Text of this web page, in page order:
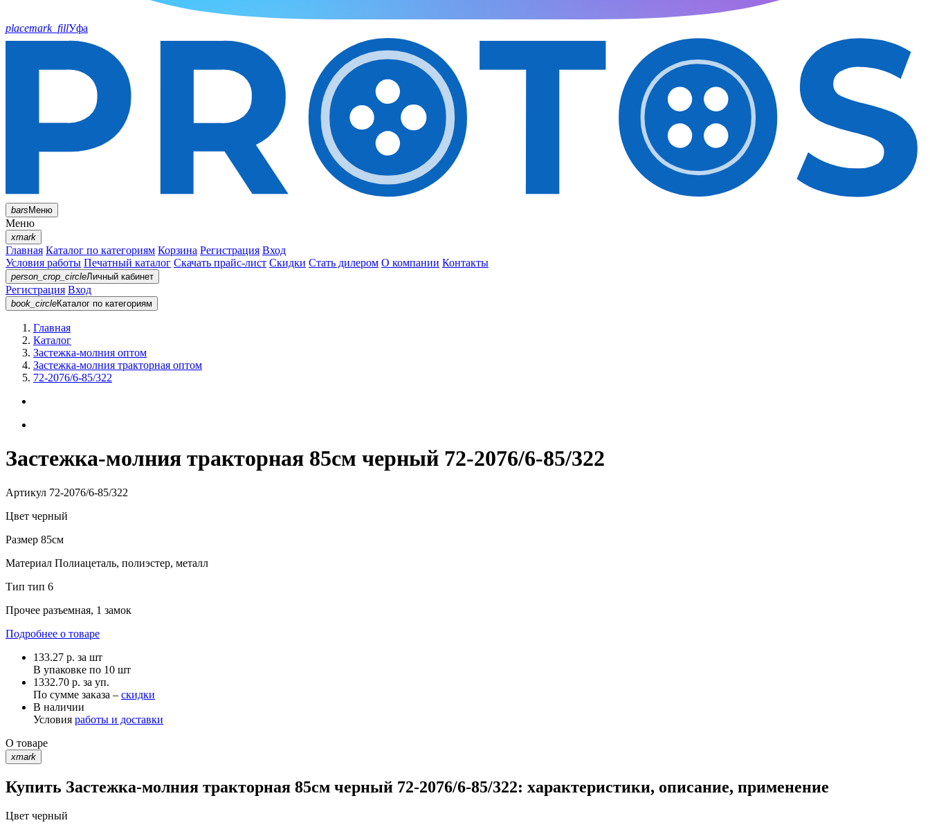
placemark_fillУфа
barsМеню
Меню
xmark
Главная Каталог по категориям Корзина Регистрация Вход
Условия работы Печатный каталог Скачать прайс-лист Скидки Стать дилером О компании Контакты
person_crop_circleЛичный кабинет
Регистрация Вход
book_circleКаталог по категориям
Главная
Каталог
Застежка-молния оптом
Застежка-молния тракторная оптом
72-2076/6-85/322
Застежка-молния тракторная 85см черный 72-2076/6-85/322
Артикул 72-2076/6-85/322
Цвет черный
Размер 85см
Материал Полиацеталь, полиэстер, металл
Тип тип 6
Прочее разъемная, 1 замок
Подробнее о товаре
133.27 р. за шт
В упаковке по 10 шт
1332.70 р. за уп.
По сумме заказа – скидки
В наличии
Условия работы и доставки
О товаре
xmark
Купить Застежка-молния тракторная 85см черный 72-2076/6-85/322: характеристики, описание, применение
Цвет черный